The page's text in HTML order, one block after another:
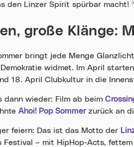
den Linzer Spirit spürbar macht!
große Klänge:
bringt jede Menge
widmet. Im April
18. April Clubkultur in die
wieder: Film ab beim
Ahoi! Pop Sommer zurück an
feiern: Das ist das Motto der
Festival – mit HipHop-Acts,